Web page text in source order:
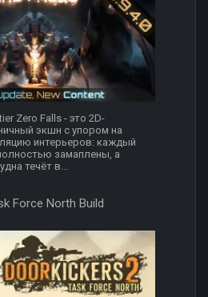
Zero Falls - это 2D-
экшн с упором на
интерьеров: каждый
замаплены, а
течёт в...
Force North Build